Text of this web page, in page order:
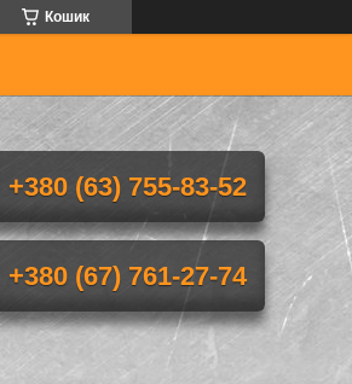
Кошик
+380 (63) 755-83-52
+380 (67) 761-27-74